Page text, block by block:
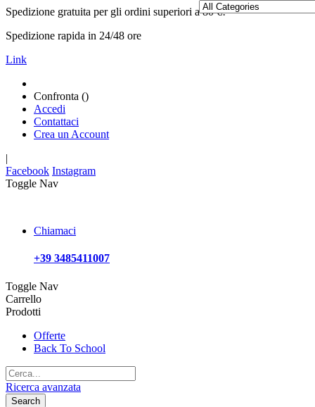
Spedizione gratuita per gli ordini superiori a 80 €!
Spedizione rapida in 24/48 ore
Link
Confronta ()
Accedi
Contattaci
Crea un Account
|
Facebook Instagram
Toggle Nav
Chiamaci
+39 3485411007
Toggle Nav
Carrello
Prodotti
Offerte
Back To School
Ricerca avanzata
Search